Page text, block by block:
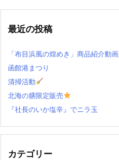
最近の投稿
「布目浜風の煌めき」商品紹介動画
函館港まつり
清掃活動
北海の膳限定販売
『社長のいか塩辛』でニラ玉
カテゴリー